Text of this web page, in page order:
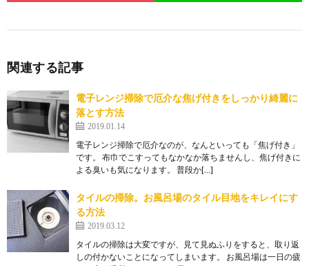
関連する記事
電子レンジ掃除で厄介な焦げ付きをしっかり綺麗に
落とす方法
2019.01.14
電子レンジ掃除で厄介なのが、なんといっても「焦げ付き」
です。 布巾でこすってもなかなか落ちませんし、焦げ付きに
よる臭いも気になります。 普段か[…]
タイルの掃除。お風呂場のタイル目地をキレイにす
る方法
2019.03.12
タイルの掃除は大変ですが、見て見ぬふりをすると、取り返
しの付かないことになってしまいます。 お風呂場は一日の疲